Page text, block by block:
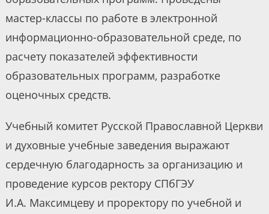
мастер-классы по работе в электронной
информационно-образовательной среде, по
расчету показателей эффективности
образовательных программ, разработке
оценочных средств.
Учебный комитет Русской Православной Церкви
и духовные учебные заведения выражают
сердечную благодарность за организацию и
проведение курсов ректору СПбГЭУ
И.А. Максимцеву и проректору по учебной и